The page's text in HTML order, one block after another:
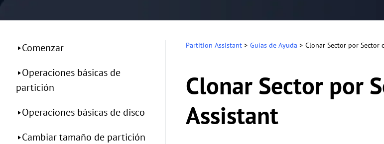
Comenzar
Operaciones básicas de
partición
Operaciones básicas de disco
Cambiar tamaño de partición
Partition Assistant > Guías de Ayuda > Clonar Sector por Sector
Clonar Sector por
Assistant